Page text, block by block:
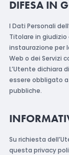
DIFESA IN
I Dati Personali
Titolare in
instaurazione per
Web o dei Servizi
L’Utente dichiara
essere obbligato
pubbliche.
Su richiesta
questa privacy